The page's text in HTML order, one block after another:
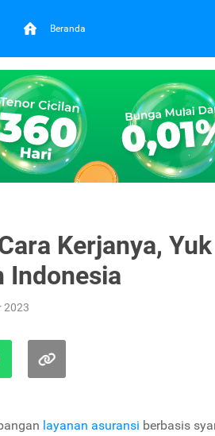
Beranda
Kerjanya,
Indonesia
2023
layanan asuransi berbasis